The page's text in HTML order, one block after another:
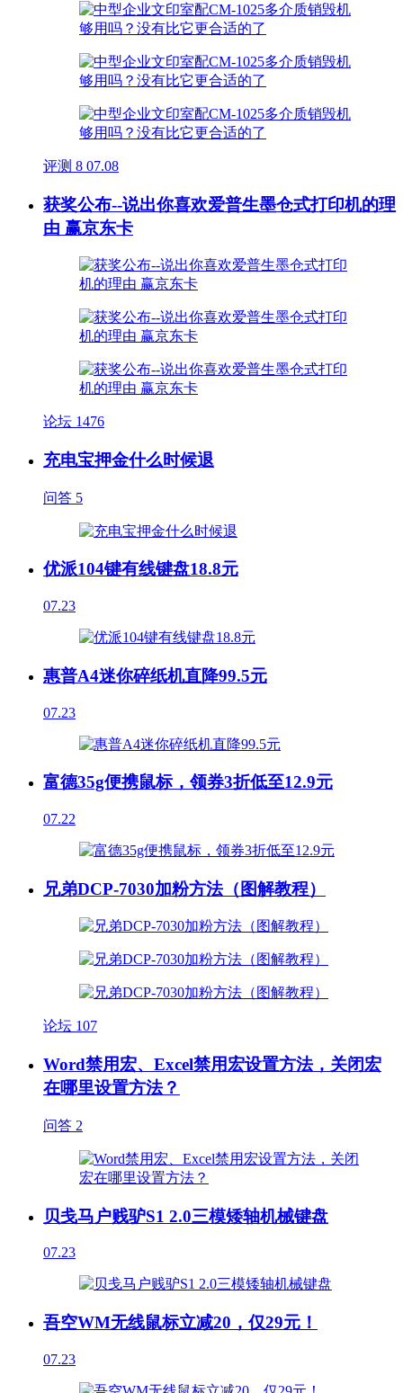
评测 8 07.08
获奖公布--说出你喜欢爱普生墨仓式打印机的理
由 赢京东卡
论坛 1476
充电宝押金什么时候退
问答 5
优派104键有线键盘18.8元
07.23
惠普A4迷你碎纸机直降99.5元
07.23
富德35g便携鼠标，领券3折低至12.9元
07.22
兄弟DCP-7030加粉方法（图解教程）
论坛 107
Word禁用宏、Excel禁用宏设置方法，关闭宏
在哪里设置方法？
问答 2
贝戋马户贱驴S1 2.0三模矮轴机械键盘
07.23
吾空WM无线鼠标立减20，仅29元！
07.23